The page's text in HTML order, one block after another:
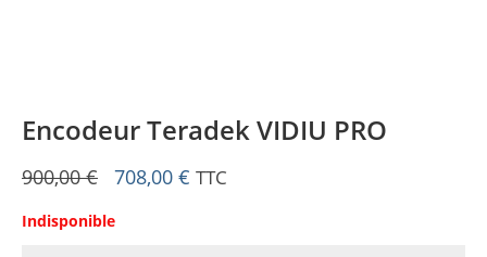
Encodeur Teradek VIDIU PRO
900,00€
Original
was:
708,00 € Current
TTC
Indisponible